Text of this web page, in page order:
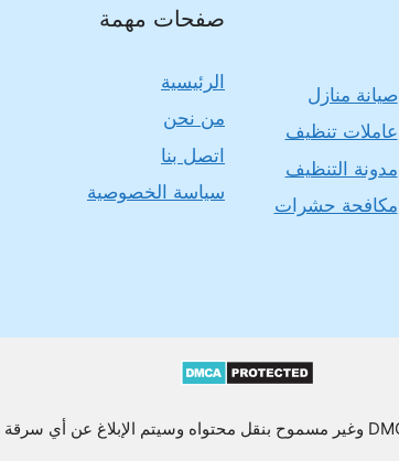
صيانة منازل
عاملات تنظيف
مدونة التنظيف
مكافحة حشرات
صفحات مهمة
الرئيسية
من نحن
اتصل بنا
سياسة الخصوصية